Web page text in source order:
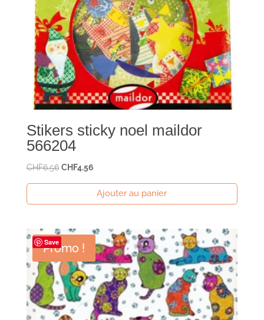
Stikers sticky noel maildor
566204
CHF6.56 Le
était :
CHF4.56Le
actuel
est :
Ajouter au panier
Save
Promo !